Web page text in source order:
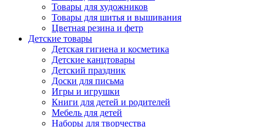
Товары для художников
Товары для шитья и вышивания
Цветная резина и фетр
Детские товары
Детская гигиена и косметика
Детские канцтовары
Детский праздник
Доски для письма
Игры и игрушки
Книги для детей и родителей
Мебель для детей
Наборы для творчества